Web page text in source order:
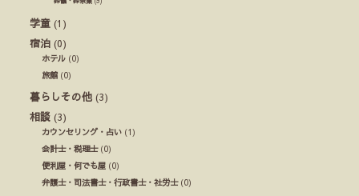
学童 (1)
宿泊 (0)
ホテル (0)
旅館 (0)
暮らしその他 (3)
相談 (3)
カウンセリング・占い (1)
会計士・税理士(0)
便利屋・何でも屋 (0)
弁護士・司法書士・行政書士・社労士(0)